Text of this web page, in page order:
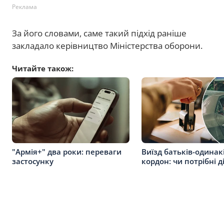
Реклама
За його словами, саме такий підхід раніше
закладало керівництво Міністерства оборони.
Читайте також:
"Армія+" два роки: переваги
застосунку
Виїзд батьків-
кордон: чи потрібні